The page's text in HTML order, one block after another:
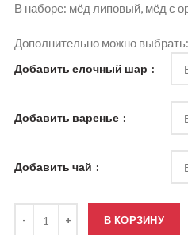
В наборе: мёд липовый, мёд с
Дополнительно можно выбрать:
Добавить елочный шар
Добавить варенье
Добавить чай
В КОРЗИНУ